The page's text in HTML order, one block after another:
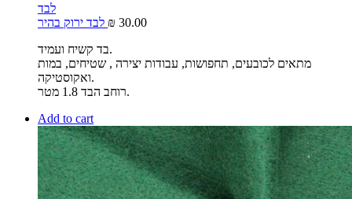
לבד
₪ 30.00
בד קשיח ועמיד.
מתאים לכובעים, תחפושות, עבודות יצירה , שטיחים, במות
ואקוסטיקה.
רוחב הבד 1.8 מטר.
Add to cart